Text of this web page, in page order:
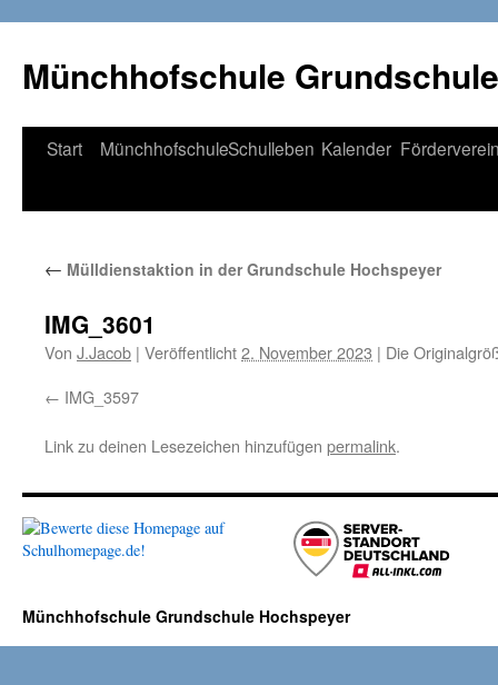
Münchhofschule
Weiter
Start MünchhofschuleSchulleben Kalender
← Mülldienstaktion in der Grundschule Hochspeyer
IMG_3601
Von J.Jacob | Veröffentlicht2. November 2023 | Die
IMG_3597
Link zu deinen Lesezeichen hinzufügen permalink.
Münchhofschule Grundschule Hochspeyer